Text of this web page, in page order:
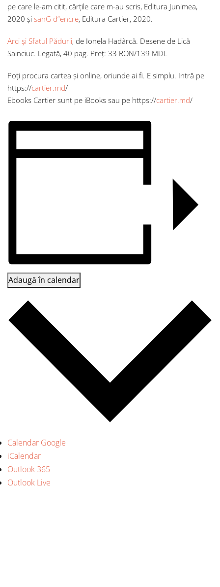
pe care le-am citit, cărțile care m-au scris, Editura Junimea,
2020 și sanG d”encre, Editura Cartier, 2020.
Arci și Sfatul Pădurii, de Ionela Hadârcă. Desene de Lică
Sainciuc. Legată, 40 pag. Preț: 33 RON/139 MDL
Poți procura cartea și online, oriunde ai fi. E simplu. Intră pe
https://cartier.md/
Ebooks Cartier sunt pe iBooks sau pe https://cartier.md/
Adaugă în calendar
Calendar Google
iCalendar
Outlook 365
Outlook Live